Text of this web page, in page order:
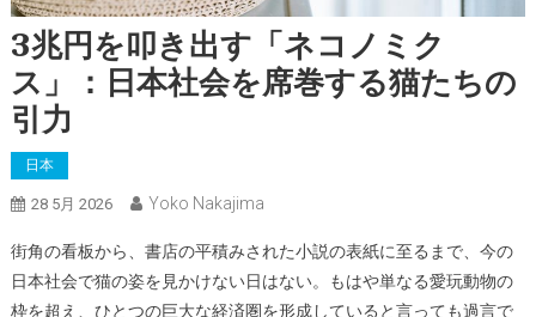
3兆円を叩き出す「ネコノミク
ス」：日本社会を席巻する猫たちの
引力
日本
28 5月 2026 Yoko Nakajima
街角の看板から、書店の平積みされた小説の表紙に至るまで、今の
日本社会で猫の姿を見かけない日はない。もはや単なる愛玩動物の
枠を超え、ひとつの巨大な経済圏を形成していると言っても過言で